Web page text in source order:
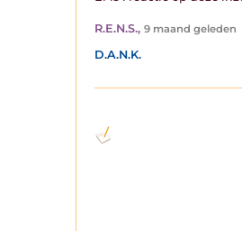
R.E.N.S., 9 maand geleden
D.A.N.K.